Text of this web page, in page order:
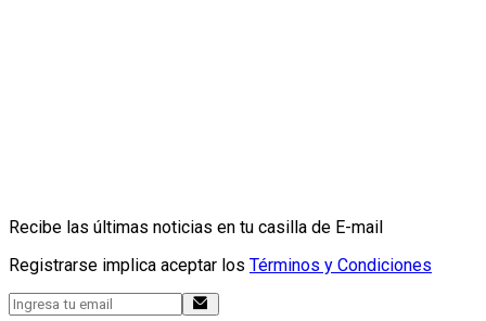
Recibe las últimas noticias en tu casilla de E-mail
Registrarse implica aceptar los Términos y Condiciones